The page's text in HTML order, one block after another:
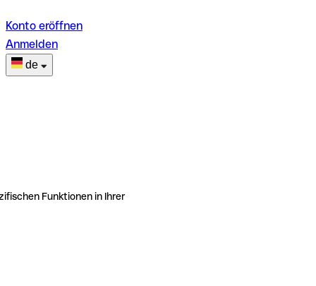
Konto eröffnen
Anmelden
de
Funktionen in Ihrer